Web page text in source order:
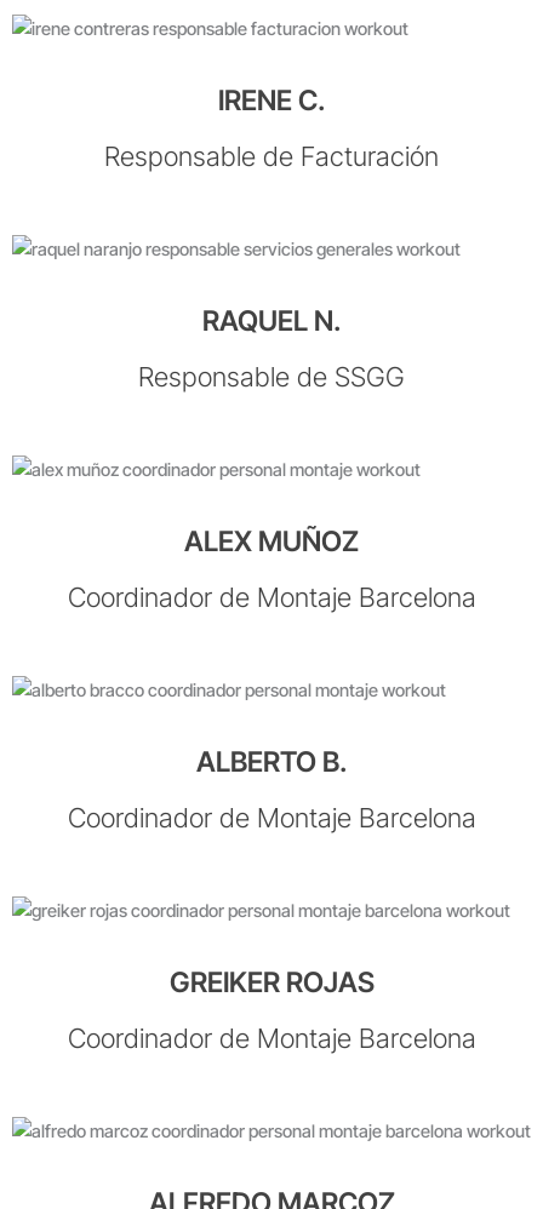
IRENE C.
Responsable de Facturación
RAQUEL N.
Responsable de SSGG
ALEX MUÑOZ
Coordinador de Montaje Barcelona
ALBERTO B.
Coordinador de Montaje Barcelona
GREIKER ROJAS
Coordinador de Montaje Barcelona